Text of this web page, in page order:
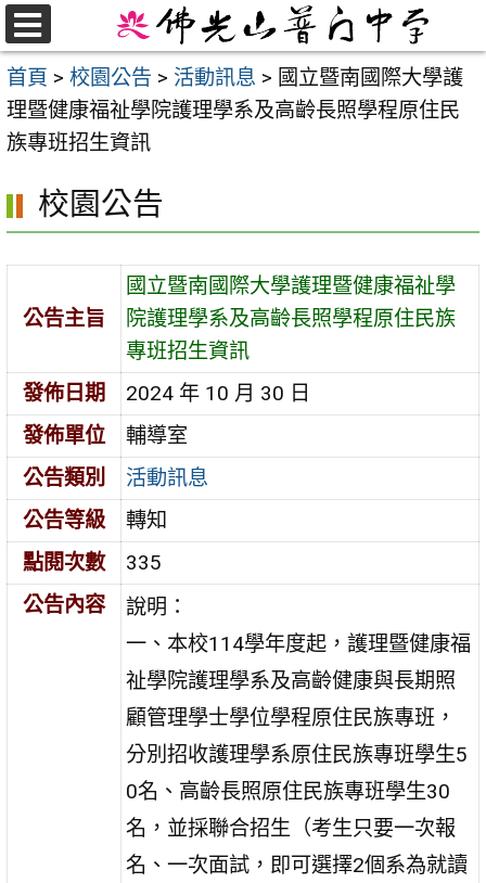
跳
至
主
要
內
首頁 > 校園公告 > 活動訊息 > 國立暨南國際大學護
理暨健康福祉學院護理學系及高齡長照學程原住民
族專班招生資訊
校園公告
公告主旨
國立暨南國際大學護理暨健康福祉學
院護理學系及高齡長照學程原住民族
專班招生資訊
發佈日期
2024 年 10 月 30 日
發佈單位
輔導室
公告類別
活動訊息
公告等級
轉知
點閱次數
335
公告內容
說明：
一、本校114學年度起，護理暨健康福
祉學院護理學系及高齡健康與長期照
顧管理學士學位學程原住民族專班，
分別招收護理學系原住民族專班學生5
0名、高齡長照原住民族專班學生30
名，並採聯合招生（考生只要一次報
名、一次面試，即可選擇2個系為就讀
選
單